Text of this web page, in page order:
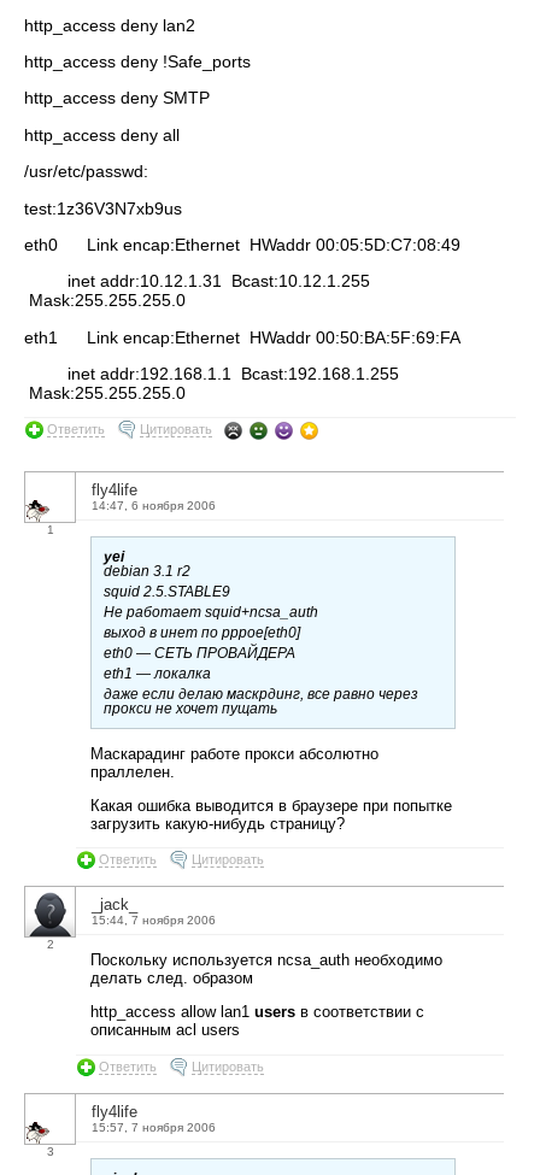
http_access deny lan2
http_access deny !Safe_ports
http_access deny SMTP
http_access deny all
/usr/etc/passwd:
test:1z36V3N7xb9us
eth0 Link encap:Ethernet HWaddr 00:05:5D:C7:08:49
inet addr:10.12.1.31 Bcast:10.12.1.255
Mask:255.255.255.0
eth1 Link encap:Ethernet HWaddr 00:50:BA:5F:69:FA
inet addr:192.168.1.1 Bcast:192.168.1.255
Mask:255.255.255.0
Ответить Цитировать
1
fly4life
14:47, 6 ноября 2006
yei
debian 3.1 r2
squid 2.5.STABLE9
Не работает squid+ncsa_auth
выход в инет по pppoe[eth0]
eth0 — СЕТЬ ПРОВАЙДЕРА
eth1 — локалка
даже если делаю маскрдинг, все равно через
прокси не хочет пущать
Маскарадинг работе прокси абсолютно
праллелен.
Какая ошибка выводится в браузере при попытке
загрузить какую-нибудь страницу?
Ответить Цитировать
2
_jack_
15:44, 7 ноября 2006
Поскольку используется ncsa_auth необходимо
делать след. образом
http_access allow lan1 users в соответствии с
описанным acl users
Ответить Цитировать
3
fly4life
15:57, 7 ноября 2006